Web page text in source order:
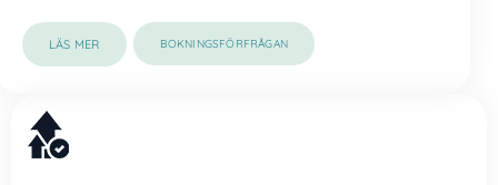
LÄS MER BOKNINGSFÖRFRÅGAN